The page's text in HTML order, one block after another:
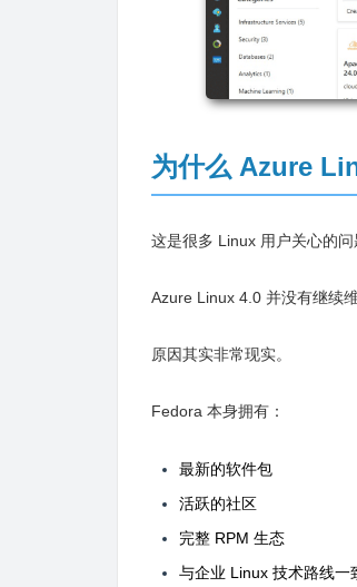
为什么 Azure
这是很多 Linux 用户关心的问
Azure Linux 4.0 并没有继续
原因其实非常现实。
Fedora 本身拥有：
最新的软件包
活跃的社区
完整 RPM 生态
与企业 Linux 技术路线一